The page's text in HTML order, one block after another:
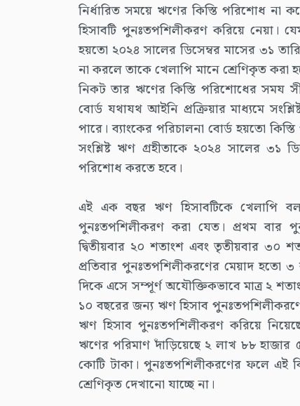
নির্ধারিত সময়ে ঋণের কিস্তি পরিশোধ না
হিসাবটি পুনঃতপশিলীকরণ করিয়ে নেয়া।
হয়তো ২০২৪ সালের ডিসেম্বর মাসের ৩১
না করলে তাকে খেলাপি মানে শ্রেণিকৃত করা
নিকট তার ঋণের কিস্তি পরিশোধের সময
বোর্ড যথাযথ আইনি প্রক্রিয়ার মাধ্যমে
পারে। ব্যাংকের পরিচালনা বোর্ড হয়তো
সংশ্লিষ্ট ঋণ গ্রহীতাকে ২০২৪ সালের ৩১
পরিশোধ করতে হবে।
এই এক বছর ঋণ হিসাবটিকে খেলাপি
পুনঃতপশিলীকরণ করা যেত। প্রথম বার
দ্বিতীয়বার ২০ শতাংশ এবং তৃতীয়বার ৩০
প্রতিবার পুনঃতপশিলীকরণের মেয়াদ হতো ৩
দিকে এসে সম্পূর্ণ অযৌক্তিকভাবে মাত্র ২
১০ বছরের জন্য ঋণ হিসাব
ঋণ হিসাব পুনঃতপশিলীকরণ করিয়ে
ঋণের পরিমাণ দাঁড়িয়েছে ২ লাখ ৮৮
কোটি টাকা। পুনঃতপশিলীকরণের ফলে এই
শ্রেণিকৃত দেখানো যাচ্ছে না।